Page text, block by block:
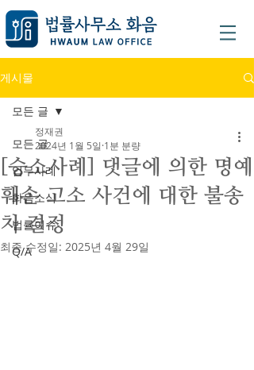
게시물
모든 글
업무사례
화음소식
법률이슈
Q/A
모든 글
[승소사례] 댓글에 의한 명예
훼손 고소 사건에 대한 불송
치 결정
정재권
2024년 1월 5일 1분 분량
최종 수정일: 2025년 4월 29일